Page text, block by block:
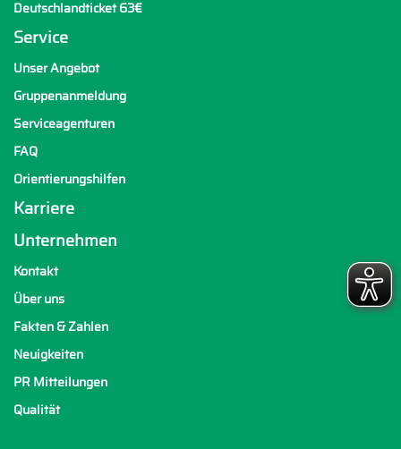
Deutschlandticket 63€
Service
Unser Angebot
Gruppenanmeldung
Serviceagenturen
FAQ
Orientierungshilfen
Karriere
Unternehmen
Kontakt
Über uns
Fakten & Zahlen
Neuigkeiten
PR Mitteilungen
Qualität